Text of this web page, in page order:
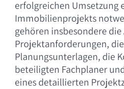
erfolgreichen Umsetzung
Immobilienprojekts
gehören insbesondere die
Projektanforderungen,
Planungsunterlagen, die
beteiligten Fachplaner
eines detaillierten